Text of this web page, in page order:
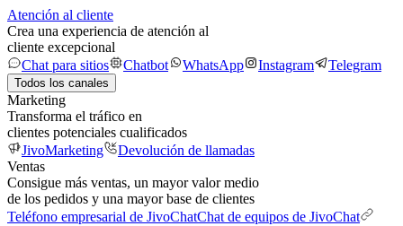
Atención al cliente
Crea una experiencia de atención al
cliente excepcional
Chat para sitios
Chatbot WhatsApp Instagram Telegram
Todos los canales
Marketing
Transforma el tráfico en
clientes potenciales cualificados
JivoMarketing
Devolución de llamadas
Ventas
Consigue más ventas, un mayor valor medio
de los pedidos y una mayor base de clientes
Teléfono empresarial de JivoChatChat de equipos de JivoChat